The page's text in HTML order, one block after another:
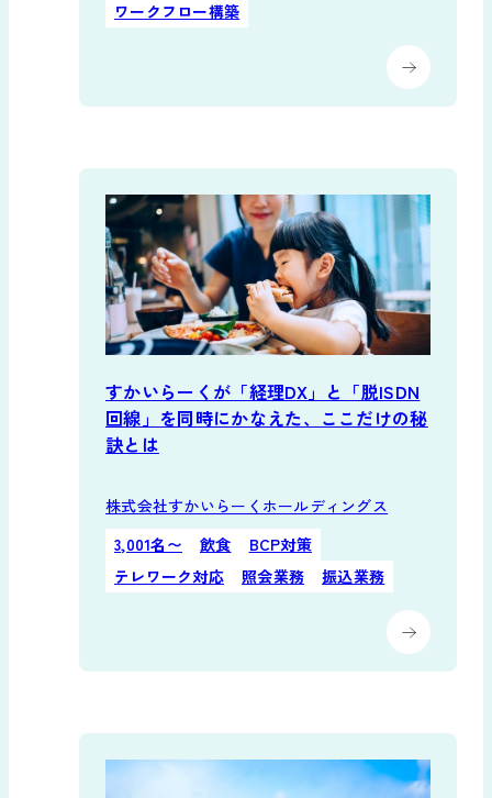
ワークフロー構築
すかいらーくが「経理DX」と「脱ISDN
回線」を同時にかなえた、ここだけの秘
訣とは
株式会社すかいらーくホールディングス
3,001名〜
飲食
BCP対策
テレワーク対応
照会業務 振込業務